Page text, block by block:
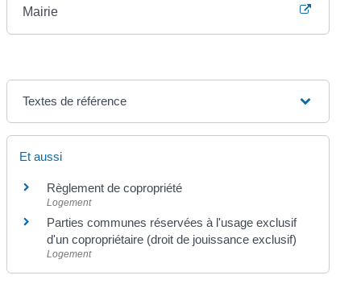
Mairie
Textes de référence
Et aussi
Règlement de copropriété
Logement
Parties communes réservées à l'usage exclusif
d'un copropriétaire (droit de jouissance exclusif)
Logement